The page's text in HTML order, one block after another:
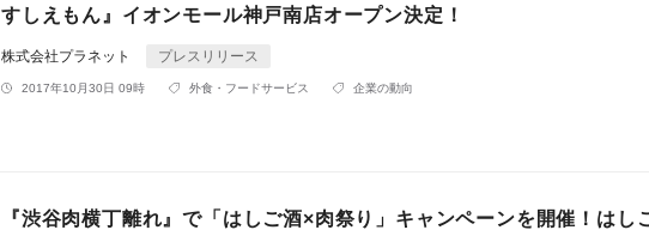
すしえもん』イオンモール神戸南店オープン決定！
株式会社プラネット プレスリリース
2017年10月30日 09時 外食・フードサービス 企業の動向
『渋谷肉横丁離れ』で「はしご酒×肉祭り」キャンペーンを開催！はし